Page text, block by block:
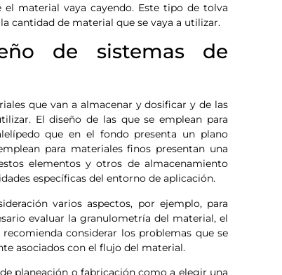
material vaya cayendo. Este tipo de tolva
cantidad de material que se vaya a utilizar.
de sistemas de
que van a almacenar y dosificar y de las
El diseño de las que se emplean para
que en el fondo presenta un plano
para materiales finos presentan una
elementos y otros de almacenamiento
específicas del entorno de aplicación.
varios aspectos, por ejemplo, para
evaluar la granulometría del material, el
considerar los problemas que se
asociados con el flujo del material.
planeación o fabricación como a elegir una